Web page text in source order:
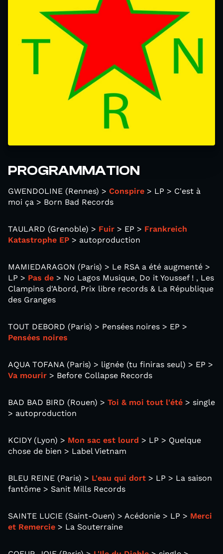
PROGRAMMATION
GWENDOLINE (Rennes) > Conspire > LP > C'est à
moi ça > Born Bad Records
TAULARD (Grenoble) > Fuir > EP > Frankreich
Katastrophe EP > autoproduction
MAMIEDARAGON (Paris) > Le RSA a été augmenté >
LP > Pas de > No Lagos Musique, Do it Youssef ! , Les
Clampins d'Abord, Prix libre records & La République
des Granges
TOUT DEBORD (Paris) > Pensées noires > EP >
Pensées noires
AQUA TOFANA (Paris) > lignée (tu finiras seul) > EP >
Va mourir > Before Collapse Records
BAD BAD BIRD (Rouen) > Toi & moi tout l'été > single
> autoproduction
KCIDY (Lyon) > Mon sac est lourd > LP > Quelque
chose de bien > Label Vietnam
BLEU REINE (Paris) > L'eau qui dort > LP > La saison
fantôme > Sanit Mills Records
SAINTE LUCIE (Saint-Ouen) > Acédonie > LP > Merci
et Remercie > La Souterraine